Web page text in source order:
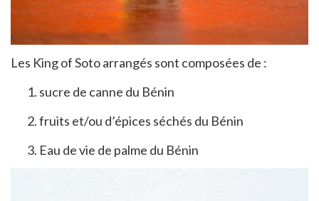
Les King of Soto arrangés sont composées de :
sucre de canne du Bénin
fruits et/ou d’épices séchés du Bénin
Eau de vie de palme du Bénin